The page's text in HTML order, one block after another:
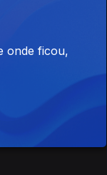
onde ficou,